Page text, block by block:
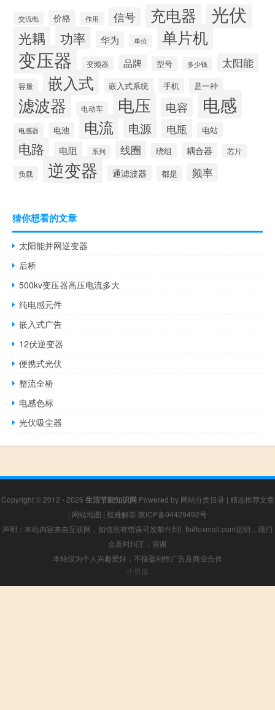
交流电 价格 作用 信号 充电器 光伏
光耦 功率 华为 单位 单片机
变压器 变频器 品牌 型号 多少钱 太阳能
容量 嵌入式 嵌入式系统 手机 是一种
滤波器 电动车 电压 电容 电感
电感器 电池 电流 电源 电瓶 电站
电路 电阻 系列 线圈 绕组 耦合器 芯片
负载 逆变器 通滤波器 都是 频率
猜你想看的文章
太阳能并网逆变器
后桥
500kv变压器高压电流多大
纯电感元件
嵌入式广告
12伏逆变器
便携式光伏
整流全桥
电感色标
光伏吸尘器
Copyright © 2012 - 2026 生活节能知识网 Powered by 网站分类目录 | 精选推荐文章
| 网站地图 | 疑难解答 陕ICP备04429492号
声明：本站内容来自互联网，如信息有错误可发邮件到f_fb#foxmail.com说明，我们
会及时纠正，谢谢
本站仅为个人兴趣爱好，不接盈利性广告及商业合作
小男孩